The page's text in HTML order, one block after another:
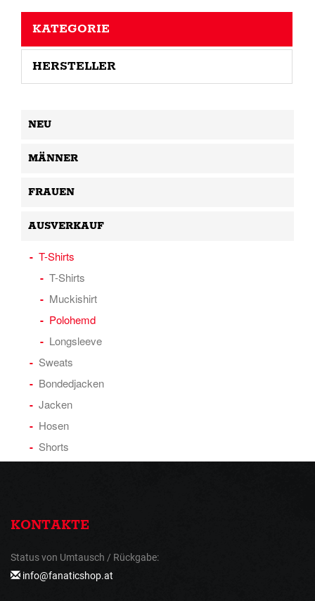
KATEGORIE
HERSTELLER
NEU
MÄNNER
FRAUEN
AUSVERKAUF
T-Shirts
T-Shirts
Muckishirt
Polohemd
Longsleeve
Sweats
Bondedjacken
Jacken
Hosen
Shorts
KONTAKTE
Status von Umtausch / Rückgabe:
info@fanaticshop.at